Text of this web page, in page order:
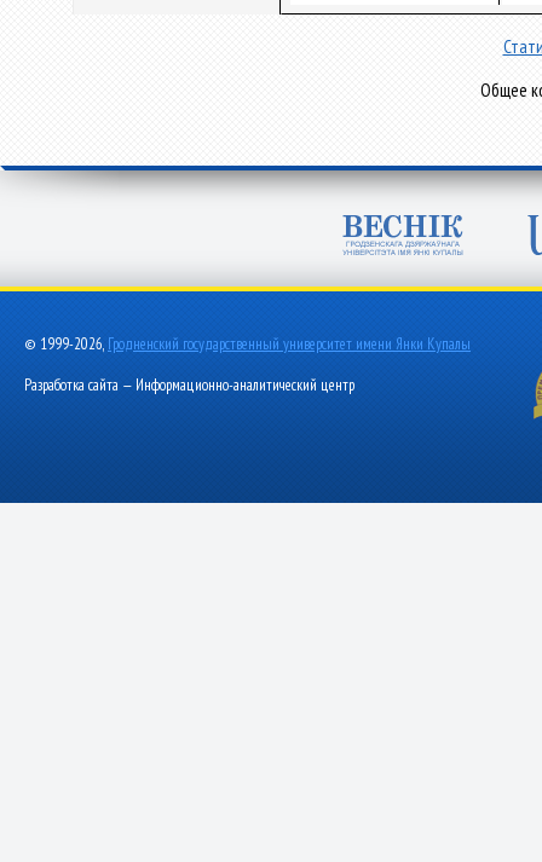
Общее
© 1999-2026, Гродненский государственный университет имени Янки Купалы
Разработка сайта — Информационно-аналитический центр